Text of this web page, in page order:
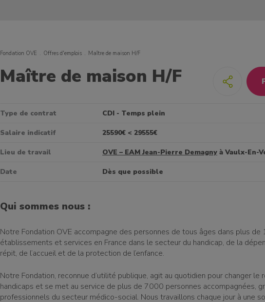
Fondation OVE Offres d'emplois Maître de maison H/F
Maître de maison H/F
Type de contrat CDI - Temps plein
Salaire indicatif 25590€ < 29555€
Lieu de travail OVE – EAM Jean-Pierre Demagny à Vaulx-En-
Date Dès que possible
Qui sommes nous :
Notre Fondation OVE accompagne des personnes de tous âges dans plus de
établissements et services en France dans le secteur du handicap, de la
répit, de l’accueil et de la protection de l’enfance.
Notre Fondation, reconnue d’utilité publique, agit au quotidien pour changer le
handicaps et se met au service de plus de 7000 personnes accompagnées,
professionnels du secteur médico-social. Nous travaillons chaque jour à une